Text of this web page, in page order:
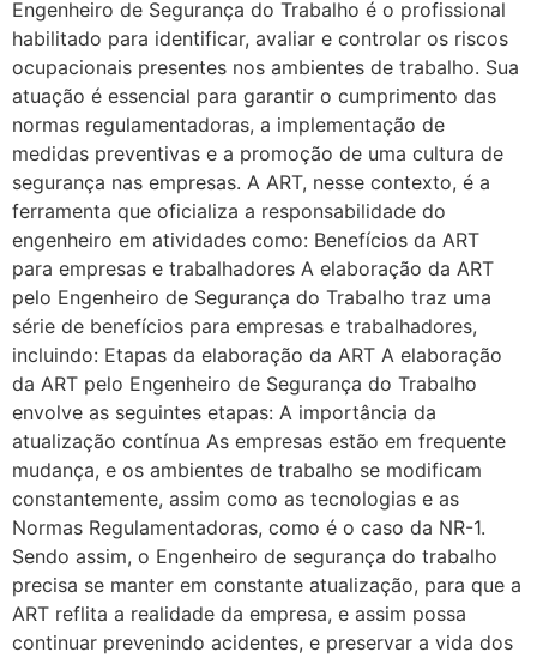
Engenheiro de Segurança do Trabalho é o profissional
habilitado para identificar, avaliar e controlar os riscos
ocupacionais presentes nos ambientes de trabalho. Sua
atuação é essencial para garantir o cumprimento das
normas regulamentadoras, a implementação de
medidas preventivas e a promoção de uma cultura de
segurança nas empresas. A ART, nesse contexto, é a
ferramenta que oficializa a responsabilidade do
engenheiro em atividades como: Benefícios da ART
para empresas e trabalhadores A elaboração da ART
pelo Engenheiro de Segurança do Trabalho traz uma
série de benefícios para empresas e trabalhadores,
incluindo: Etapas da elaboração da ART A elaboração
da ART pelo Engenheiro de Segurança do Trabalho
envolve as seguintes etapas: A importância da
atualização contínua As empresas estão em frequente
mudança, e os ambientes de trabalho se modificam
constantemente, assim como as tecnologias e as
Normas Regulamentadoras, como é o caso da NR-1.
Sendo assim, o Engenheiro de segurança do trabalho
precisa se manter em constante atualização, para que a
ART reflita a realidade da empresa, e assim possa
continuar prevenindo acidentes, e preservar a vida dos